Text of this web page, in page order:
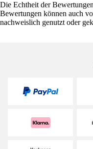
Die Echtheit der
Bewertungen können auch
nachweislich genutzt oder